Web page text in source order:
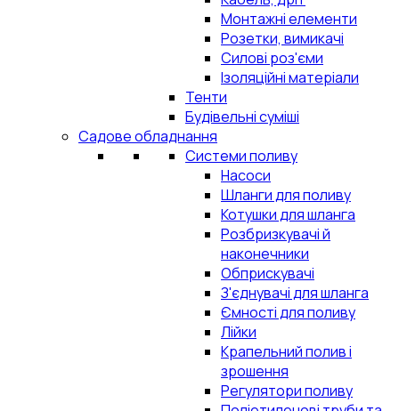
Монтажні елементи
Розетки, вимикачі
Силові роз'єми
Ізоляційні матеріали
Тенти
Будівельні суміші
Садове обладнання
Системи поливу
Насоси
Шланги для поливу
Котушки для шланга
Розбризкувачі й
наконечники
Обприскувачі
З'єднувачі для шланга
Ємності для поливу
Лійки
Крапельний полив і
зрошення
Регулятори поливу